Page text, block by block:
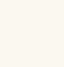
取は選択でき
クの商品のみ